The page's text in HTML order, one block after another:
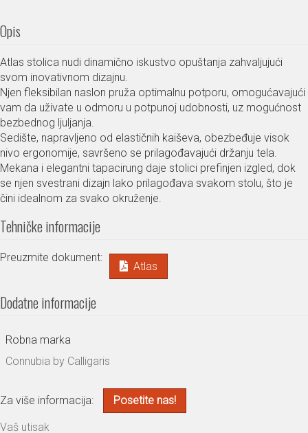
Opis
Atlas stolica nudi dinamično iskustvo opuštanja zahvaljujući
svom inovativnom dizajnu.
Njen fleksibilan naslon pruža optimalnu potporu, omogućavajući
vam da uživate u odmoru u potpunoj udobnosti, uz mogućnost
bezbednog ljuljanja.
Sedište, napravljeno od elastičnih kaiševa, obezbeđuje visok
nivo ergonomije, savršeno se prilagođavajući držanju tela.
Mekana i elegantni tapacirung daje stolici prefinjen izgled, dok
se njen svestrani dizajn lako prilagođava svakom stolu, što je
čini idealnom za svako okruženje.
Tehničke informacije
Preuzmite dokument:
Atlas
Dodatne informacije
Robna marka
Connubia by Calligaris
Za više informacija: Posetite nas!
Vaš utisak